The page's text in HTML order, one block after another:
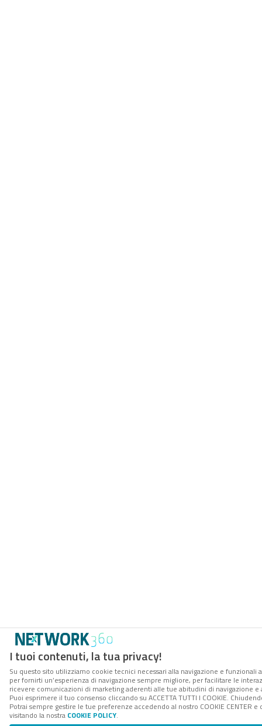
I tuoi contenuti, la tua privacy!
Su questo sito utilizziamo cookie tecnici necessari alla navigazione e funzionali
per fornirti un’esperienza di navigazione sempre migliore, per facilitare le
ricevere comunicazioni di marketing aderenti alle tue abitudini di navigazione e
Puoi esprimere il tuo consenso cliccando su ACCETTA TUTTI I COOKIE.
Potrai sempre gestire le tue preferenze accedendo al nostro COOKIE
visitando la nostra COOKIE POLICY.